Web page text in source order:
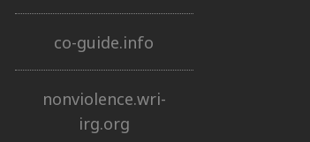
co-guide.info
nonviolence.wri-
irg.org